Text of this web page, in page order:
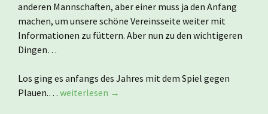
anderen Mannschaften, aber einer muss ja den Anfang
machen, um unsere schöne Vereinsseite weiter mit
Informationen zu füttern. Aber nun zu den wichtigeren
Dingen…
Los ging es anfangs des Jahres mit dem Spiel gegen
Plauen.… weiterlesen →